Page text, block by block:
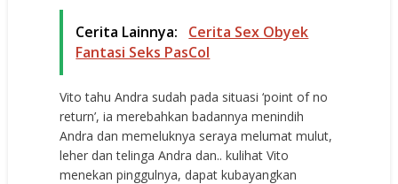
Cerita Lainnya:
Cerita Sex Obyek
Fantasi Seks PasCol
Vito tahu Andra sudah pada situasi ‘point of no
return’, ia merebahkan badannya menindih
Andra dan memeluknya seraya melumat mulut,
leher dan telinga Andra dan.. kulihat Vito
menekan pinggulnya, dapat kubayangkan